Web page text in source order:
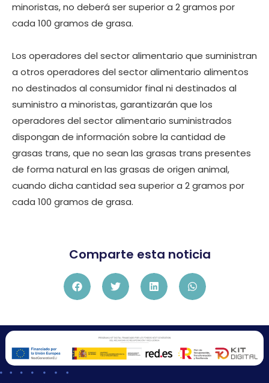
minoristas, no deberá ser superior a 2 gramos por
cada 100 gramos de grasa.
Los operadores del sector alimentario que suministran
a otros operadores del sector alimentario alimentos
no destinados al consumidor final ni destinados al
suministro a minoristas, garantizarán que los
operadores del sector alimentario suministrados
dispongan de información sobre la cantidad de
grasas trans, que no sean las grasas trans presentes
de forma natural en las grasas de origen animal,
cuando dicha cantidad sea superior a 2 gramos por
cada 100 gramos de grasa.
Comparte esta noticia